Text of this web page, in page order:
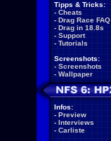
Tipps & Tricks:
- Cheats
- Drag Race FAQ
- Drag in 18.8s
- Support
- Tutorials
Screenshots:
- Screenshots
- Wallpaper
Infos:
- Preview
- Interviews
- Carliste